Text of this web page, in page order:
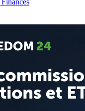
Finances